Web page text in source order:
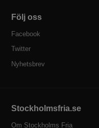
Följ oss
Facebook
Twitter
Nyhetsbrev
Stockholmsfria.se
Om Stockholms Fria